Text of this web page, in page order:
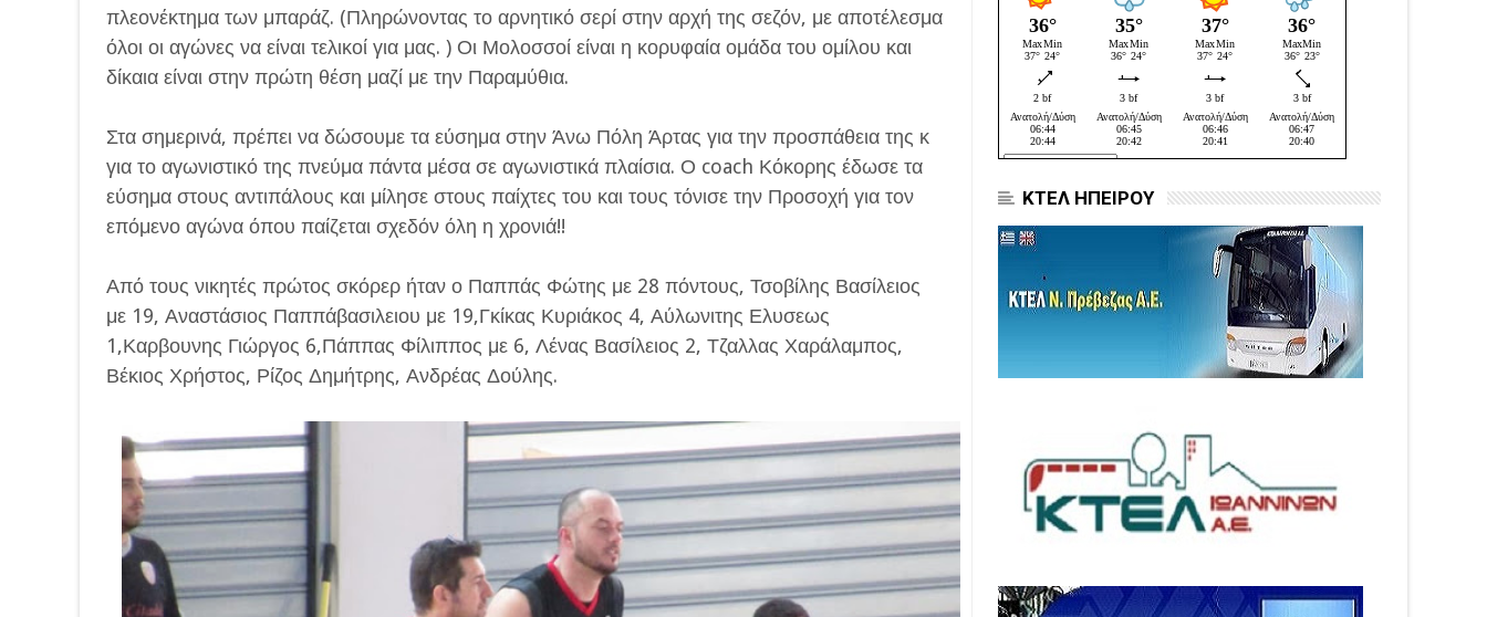
πλεονέκτημα των μπαράζ. (Πληρώνοντας το αρνητικό σερί στην αρχή της σεζόν, με αποτέλεσμα
όλοι οι αγώνες να είναι τελικοί για μας. ) Οι Μολοσσοί είναι η κορυφαία ομάδα του ομίλου και
δίκαια είναι στην πρώτη θέση μαζί με την Παραμύθια.
Στα σημερινά, πρέπει να δώσουμε τα εύσημα στην Άνω Πόλη Άρτας για την προσπάθεια της κ
για το αγωνιστικό της πνεύμα πάντα μέσα σε αγωνιστικά πλαίσια. Ο coach Κόκορης έδωσε τα
εύσημα στους αντιπάλους και μίλησε στους παίχτες του και τους τόνισε την Προσοχή για τον
επόμενο αγώνα όπου παίζεται σχεδόν όλη η χρονιά!!
Από τους νικητές πρώτος σκόρερ ήταν ο Παππάς Φώτης με 28 πόντους, Τσοβίλης Βασίλειος
με 19, Αναστάσιος Παππάβασιλειου με 19,Γκίκας Κυριάκος 4, Αύλωνιτης Ελυσεως
1,Καρβουνης Γιώργος 6,Πάππας Φίλιππος με 6, Λένας Βασίλειος 2, Τζαλλας Χαράλαμπος,
Βέκιος Χρήστος, Ρίζος Δημήτρης, Ανδρέας Δούλης.
ΚΤΕΛ ΗΠΕΙΡΟΥ